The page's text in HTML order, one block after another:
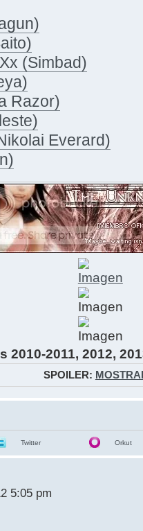
(Simbad)
Razor)
Everard)
2010-2011, 2012,
SPOILER:
Twitter Orkut
5:05 pm